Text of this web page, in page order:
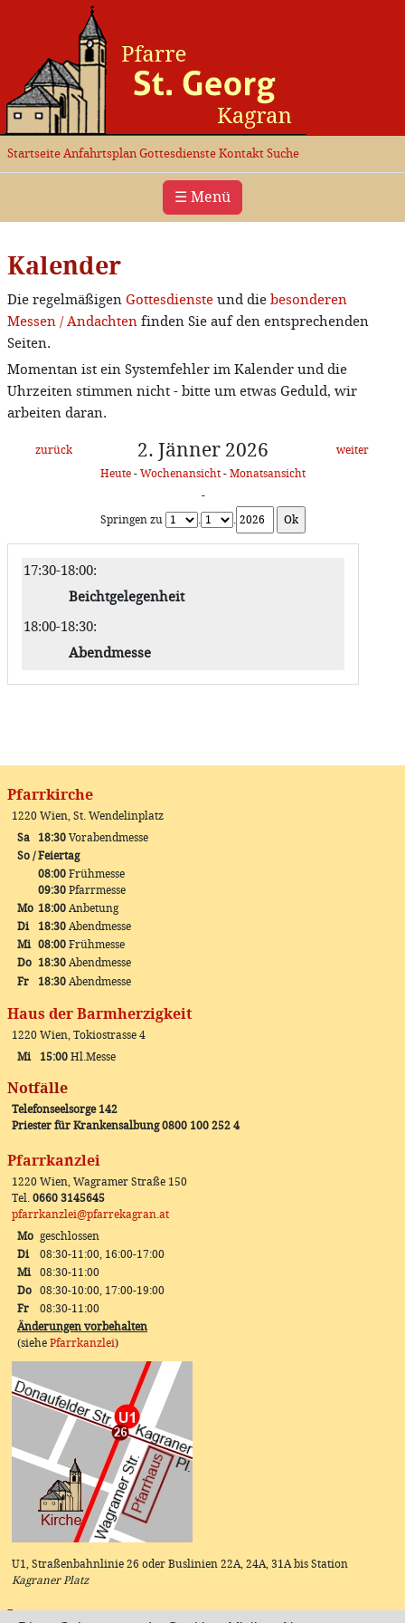
Startseite Anfahrtsplan Gottesdienste Kontakt Suche
☰ Menü
Kalender
Die regelmäßigen Gottesdienste und die besonderen
Messen / Andachten finden Sie auf den entsprechenden
Seiten.
Momentan ist ein Systemfehler im Kalender und die
Uhrzeiten stimmen nicht - bitte um etwas Geduld, wir
arbeiten daran.
zurück 2. Jänner 2026
weiter
Heute - Wochenansicht - Monatsansicht
-
Springen zu
. .
17:30-18:00:
Beichtgelegenheit
18:00-18:30:
Abendmesse
Pfarrkirche
1220 Wien, St. Wendelinplatz
Sa
18:30 Vorabendmesse
So / Feiertag
08:00 Frühmesse
09:30 Pfarrmesse
Mo 18:00 Anbetung
Di
18:30 Abendmesse
Mi 08:00 Frühmesse
Do 18:30 Abendmesse
Fr
18:30 Abendmesse
Haus der Barmherzigkeit
1220 Wien, Tokiostrasse 4
Mi
15:00 Hl.Messe
Notfälle
Telefonseelsorge 142
Priester für Krankensalbung 0800 100 252 4
Pfarrkanzlei
1220 Wien, Wagramer Straße 150
Tel. 0660 3145645
pfarrkanzlei@pfarrekagran.at
Mo geschlossen
Di
08:30-11:00, 16:00-17:00
Mi
08:30-11:00
Do
08:30-10:00, 17:00-19:00
Fr
08:30-11:00
Änderungen vorbehalten
(siehe Pfarrkanzlei)
U1, Straßenbahnlinie 26 oder Buslinien 22A, 24A, 31A bis Station
Kagraner Platz
Instagram